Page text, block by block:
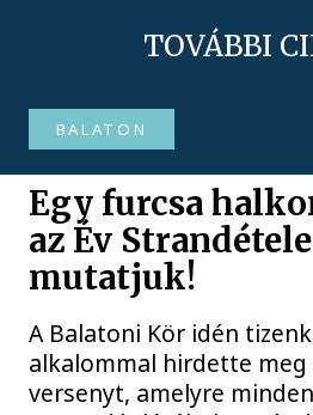
TOVÁBBI
BALATON
Egy furcsa
az Év
mutatjuk!
A Balatoni Kör idén
alkalommal hirdette meg
versenyt, amelyre